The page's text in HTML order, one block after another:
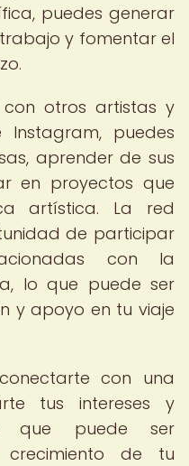
puedes generar
y fomentar el
otros artistas y
puedes
aprender de sus
en proyectos que
artística. La red
de participar
con la
lo que puede ser
y apoyo en tu viaje
con una
tus intereses y
que puede ser
de tu